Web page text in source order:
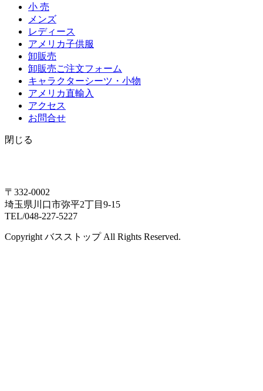
小 売
メンズ
レディース
アメリカ子供服
卸販売
卸販売ご注文フォーム
キャラクターシーツ・小物
アメリカ直輸入
アクセス
お問合せ
閉じる
〒332-0002
埼玉県川口市弥平2丁目9-15
TEL/048-227-5227
Copyright バスストップ All Rights Reserved.